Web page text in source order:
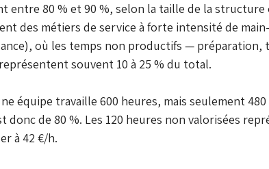
entre 80 % et 90 %, selon la taille de la structure
des métiers de service à forte intensité de
où les temps non productifs — préparation,
souvent 10 à 25 % du total.
équipe travaille 600 heures, mais seulement
donc de 80 %. Les 120 heures non valorisées
à 42 €/h.